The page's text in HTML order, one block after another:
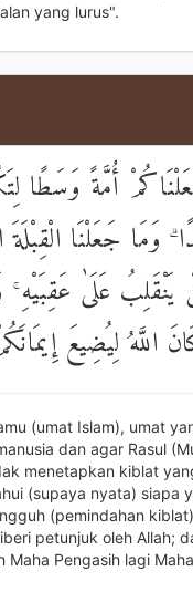
yang lurus".
أُمَّةً وَسَطًا
وَمَا جَعَلْنَا
يَنْقَلِبُ عَلَىٰ
اللَّهُ لِيُضِيعَ
(umat Islam), umat
dan agar Rasul
menetapkan kiblat
(supaya nyata) siapa
(pemindahan
petunjuk oleh Allah;
Pengasih lagi